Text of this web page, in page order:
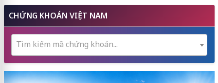
CHỨNG KHOÁN VIỆT NAM
Tìm kiếm mã chứng khoán...